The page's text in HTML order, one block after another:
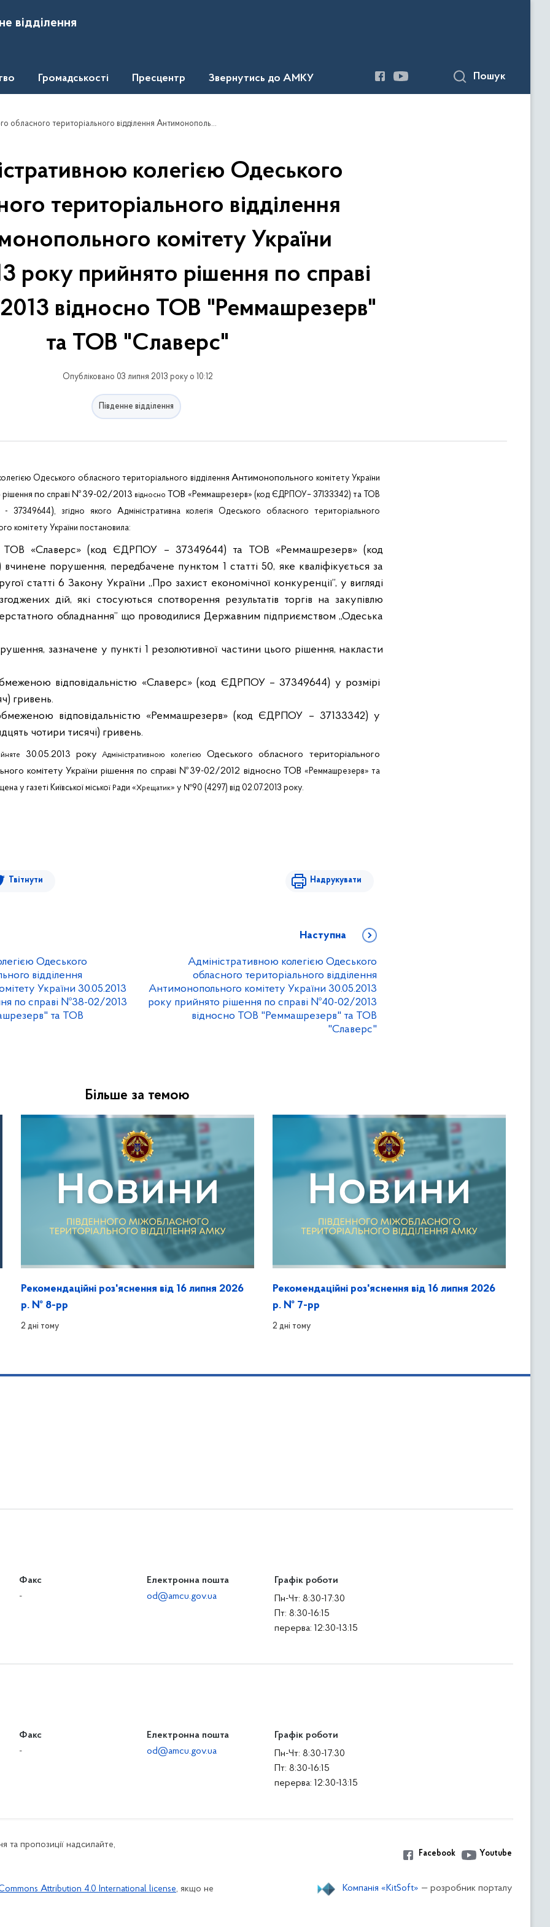
відділення
Громадськості Пресцентр Звернутись до АМКУ Пошук
комітету України 30.05.2013 року прийнято рішення по справі №39-02/2013 відносно ТОВ "Реммашрезерв" та ТОВ "Славерс"
колегією Одеського
територіального відділення
комітету України
року прийнято рішення по справі
відносно ТОВ "Реммашрезерв"
та ТОВ "Славерс"
Опубліковано 03 липня 2013 року о 10:12
Південне відділення
Одеського обласного територіального відділення Антимонопольного комітету України
рішення по справі №39-02/2013 відносно ТОВ «Реммашрезерв» (код ЄДРПОУ– 37133342) та ТОВ
37349644 ), згідно якого Адміністративна колегія Одеського обласного територіального
комітету України постановила:
ТОВ «Славерс» (код ЄДРПОУ – 37349644) та ТОВ «Реммашрезерв» (код
порушення, передбачене пунктом 1 статті 50, яке кваліфікується за
статті 6 Закону України „Про захист економічної конкуренції”, у вигляді
дій, які стосуються спотворення результатів торгів на закупівлю
обладнання” що проводилися Державним підприємством„Одеська
зазначене у пункті 1 резолютивної частини цього рішення, накласти
відповідальністю «Славерс» (код ЄДРПОУ – 37349644) у розмірі
гривень.
відповідальністю«Реммашрезерв» (код ЄДРПОУ – 37133342) у
чотири тисячі) гривень.
30.05.2013 року Адміністративною колегією
Одеського обласного територіального
комітету України рішення по справі №39-02/2012 відносно ТОВ «Реммашрезерв» та
у газеті Київської міської Ради «Хрещатик» у №90 (4297) від 02.07.2013 року.
Твітнути Надрукувати
Одеського
відділення
України 30.05.2013
по справі №38-02/2013
та ТОВ
Наступна
Адміністративною колегією Одеського
обласного територіального відділення
Антимонопольного комітету України 30.05.2013
року прийнято рішення по справі №40-02/2013
відносно ТОВ "Реммашрезерв" та ТОВ
"Славерс"
Більше за темою
Рекомендаційні роз'яснення від 16 липня 2026
р. № 8-рр
2 дні тому
Рекомендаційні роз'яснення від 16 липня 2026
р. № 7-рр
2 дні тому
Факс
-
Електронна пошта
od@amcu.gov.ua
Графік роботи
Пн-Чт: 8:30-17:30
Пт: 8:30-16:15
перерва: 12:30-13:15
Факс
-
Електронна пошта
od@amcu.gov.ua
Графік роботи
Пн-Чт: 8:30-17:30
Пт: 8:30-16:15
перерва: 12:30-13:15
та пропозиції надсилайте,
Facebook Youtube
Attribution 4.0 International license, якщо не
Компанія «KitSoft» — розробник порталу